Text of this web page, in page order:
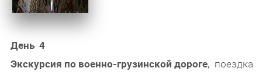
День 4
Экскурсия по военно-грузинской дороге, поездка